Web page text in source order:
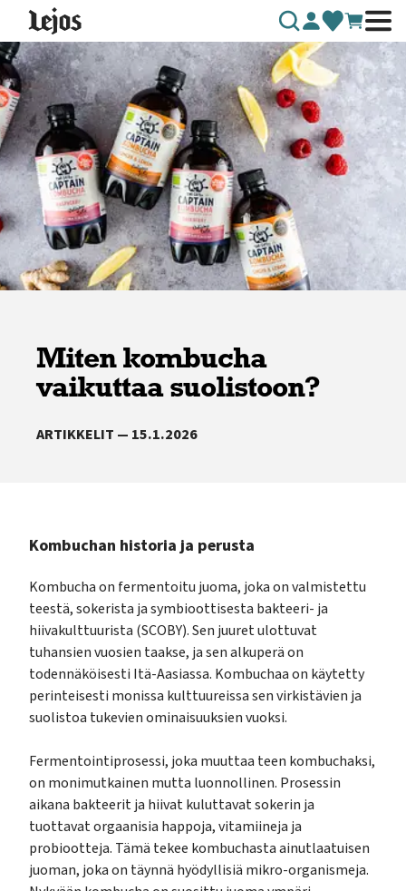
Siirry sisältöön
Miten kombucha
vaikuttaa suolistoon?
ARTIKKELIT — 15.1.2026
Kombuchan historia ja perusta
Kombucha on fermentoitu juoma, joka on valmistettu
teestä, sokerista ja symbioottisesta bakteeri- ja
hiivakulttuurista (SCOBY). Sen juuret ulottuvat
tuhansien vuosien taakse, ja sen alkuperä on
todennäköisesti Itä-Aasiassa. Kombuchaa on käytetty
perinteisesti monissa kulttuureissa sen virkistävien ja
suolistoa tukevien ominaisuuksien vuoksi.
Fermentointiprosessi, joka muuttaa teen kombuchaksi,
on monimutkainen mutta luonnollinen. Prosessin
aikana bakteerit ja hiivat kuluttavat sokerin ja
tuottavat orgaanisia happoja, vitamiineja ja
probiootteja. Tämä tekee kombuchasta ainutlaatuisen
juoman, joka on täynnä hyödyllisiä mikro-organismeja.